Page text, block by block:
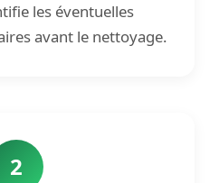
les éventuelles
avant le nettoyage.
2